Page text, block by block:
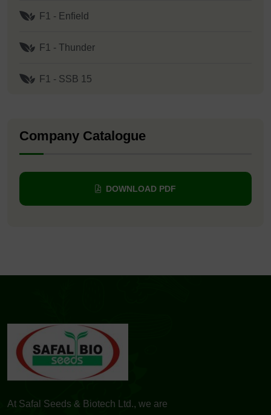
F1 - Enﬁeld
F1 - Thunder
F1 - SSB 15
Company Catalogue
DOWNLOAD PDF
At Safal Seeds & Biotech Ltd., we are